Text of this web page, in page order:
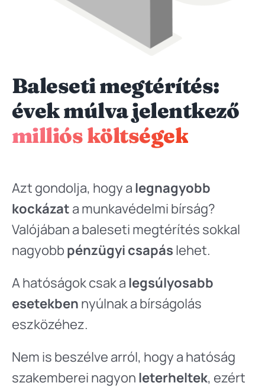
Baleseti megtérítés:
évek múlva jelentkező
milliós költségek
Azt gondolja, hogy a legnagyobb
kockázat a munkavédelmi bírság?
Valójában a baleseti megtérítés sokkal
nagyobb pénzügyi csapás lehet.
A hatóságok csak a legsúlyosabb
esetekben nyúlnak a bírságolás
eszközéhez.
Nem is beszélve arról, hogy a hatóság
szakemberei nagyon leterheltek, ezért